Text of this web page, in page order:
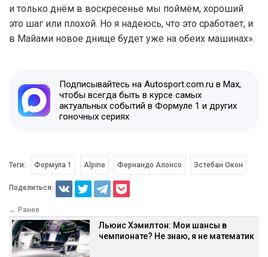
и только днём в воскресенье мы поймём, хороший
это шаг или плохой. Но я надеюсь, что это сработает, и
в Майами новое днище будет уже на обеих машинах».
Подписывайтесь на Autosport.com.ru в Max,
чтобы всегда быть в курсе самых
актуальных событий в Формуле 1 и других
гоночных сериях
Теги: Формула 1 Alpine Фернандо Алонсо Эстебан Окон
Поделиться:
← Ранее
Льюис Хэмилтон: Мои шансы в
чемпионате? Не знаю, я не математик